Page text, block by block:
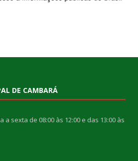
DE CAMBARÁ
sexta de 08:00 às 12:00 e das 13:00 às